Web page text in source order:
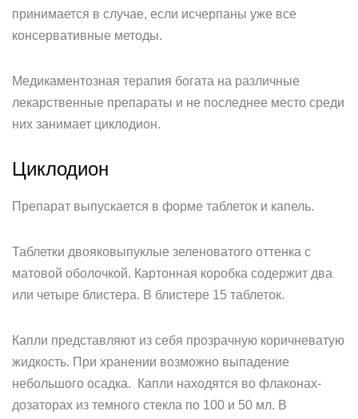
принимается в случае, если исчерпаны уже все
консервативные методы.
Медикаментозная терапия богата на различные
лекарственные препараты и не последнее место среди
них занимает циклодион.
Циклодион
Препарат выпускается в форме таблеток и капель.
Таблетки двояковыпуклые зеленоватого оттенка с
матовой оболочкой. Картонная коробка содержит два
или четыре блистера. В блистере 15 таблеток.
Капли представляют из себя прозрачную коричневатую
жидкость. При хранении возможно выпадение
небольшого осадка. Капли находятся во флаконах-
дозаторах из темного стекла по 100 и 50 мл. В